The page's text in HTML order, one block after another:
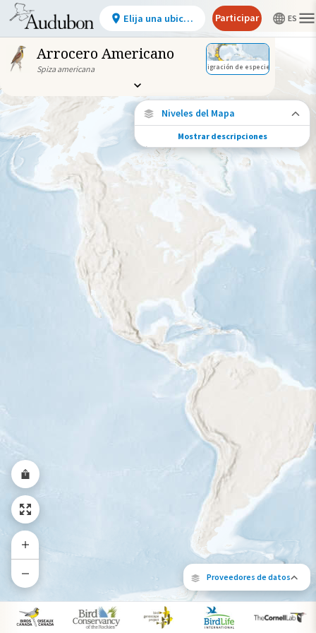
Arrocero Americano
Spiza americana Migración de especies
Proveedores de datos
Niveles del Mapa
Conexiones de especies
Elija cualquier ubicación en el mapa para
ver dónde más se han vuelto a encontrar
aves marcadas de esta especie.
Ubicaciones con disponibilidad
Ubicaciones conectadas
Gama de especies por estación
Gama de verano
Rango de invierno
Rango a lo largo del año
Mostrar descripciones
Elija una ubicación Participar